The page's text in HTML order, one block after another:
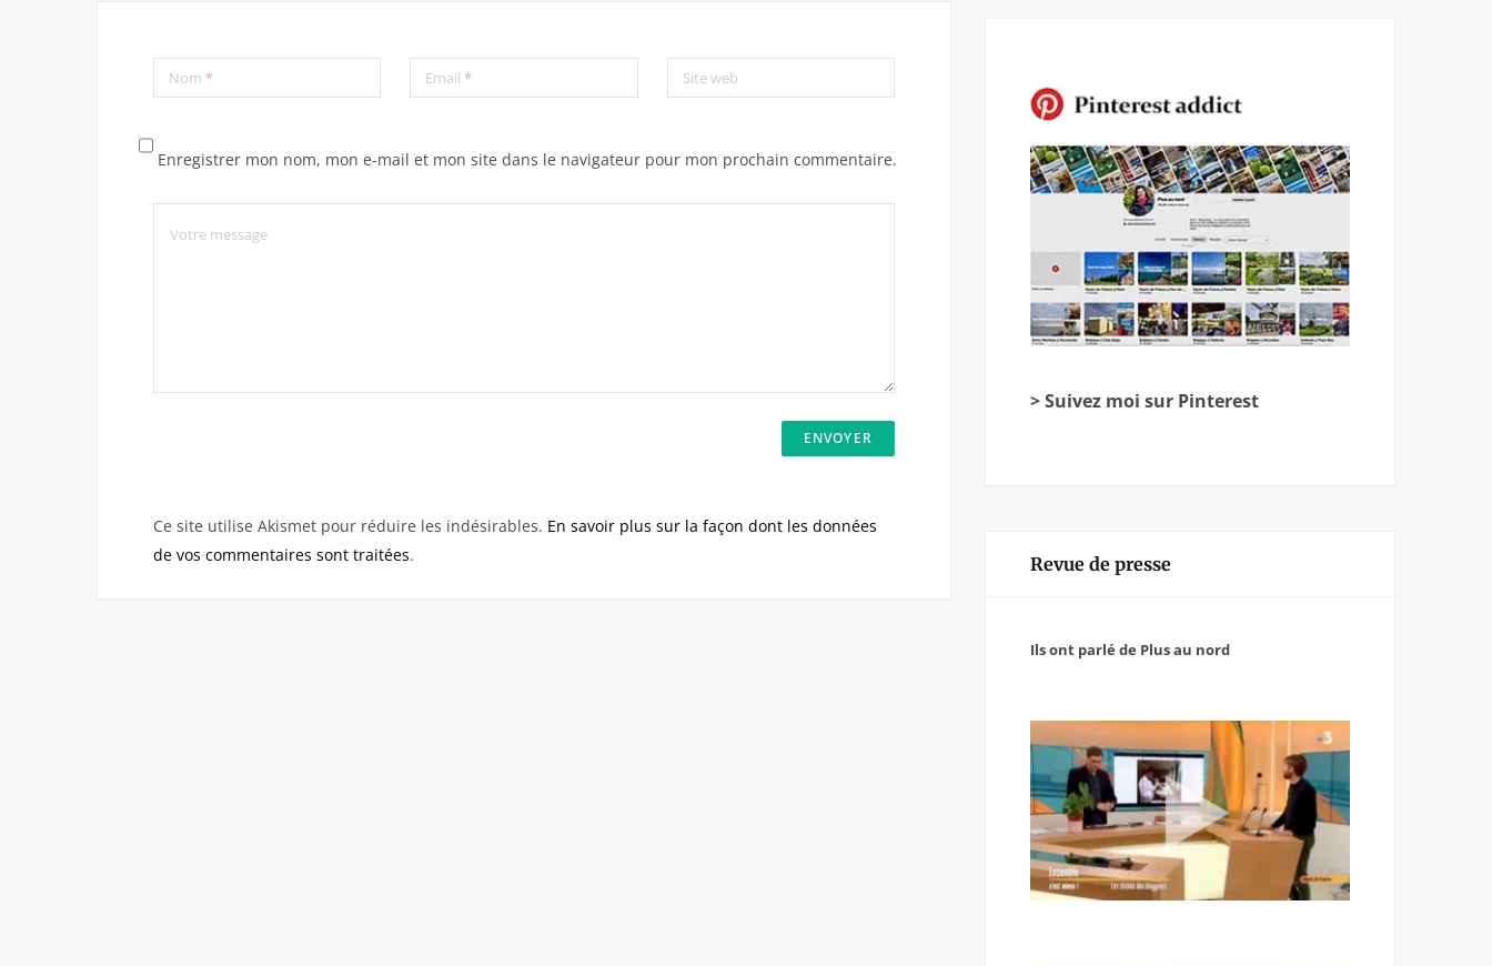
Nom * Email* Site web
Enregistrer mon nom, mon e-mail et mon site dans le navigateur pour mon prochain commentaire.
Ce site utilise Akismet pour réduire les indésirables. En savoir plus sur la façon dont les données
de vos commentaires sont traitées.
> Suivez moi sur Pinterest
Revue de presse
Ils ont parlé de Plus au nord